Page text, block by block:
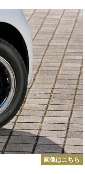
画像はこちら